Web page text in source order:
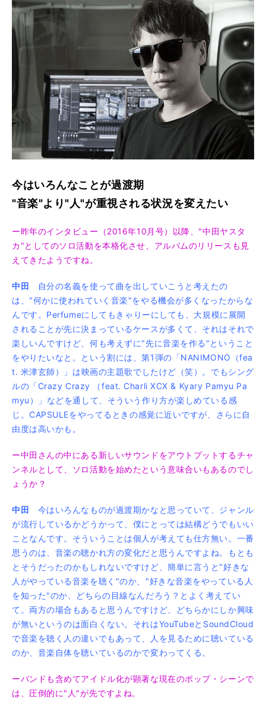
今はいろんなことが過渡期
"音楽"より"人"が重視される状況を変えたい
ー昨年のインタビュー（2016年10月号）以降、"中田ヤスタ
カ"としてのソロ活動を本格化させ、アルバムのリリースも見
えてきたようですね。
中田 自分の名義を使って曲を出していこうと考えたの
は、"何かに使われていく音楽"をやる機会が多くなったからな
んです。Perfumeにしてもきゃりーにしても、大規模に展開
されることが先に決まっているケースが多くて、それはそれで
楽しいんですけど、何も考えずに"先に音楽を作る"ということ
をやりたいなと。という割には、第1弾の「NANIMONO（fea
t. 米津玄師）」は映画の主題歌でしたけど（笑）。でもシング
ルの「Crazy Crazy （feat. Charli XCX & Kyary Pamyu Pa
myu）」などを通して、そういう作り方が楽しめている感
じ。CAPSULEをやってるときの感覚に近いですが、さらに自
由度は高いかも。
ー中田さんの中にある新しいサウンドをアウトプットするチャ
ンネルとして、ソロ活動を始めたという意味合いもあるのでし
ょうか？
中田 今はいろんなものが過渡期かなと思っていて、ジャンル
が流行しているかどうかって、僕にとっては結構どうでもいい
ことなんです。そういうことは個人が考えても仕方無い。一番
思うのは、音楽の聴かれ方の変化だと思うんですよね。もとも
とそうだったのかもしれないですけど、簡単に言うと"好きな
人がやっている音楽を聴く"のか、"好きな音楽をやっている人
を知った"のか、どちらの目線なんだろう？とよく考えてい
て。両方の場合もあると思うんですけど、どちらかにしか興味
が無いというのは面白くない。それはYouTubeとSoundCloud
で音楽を聴く人の違いでもあって、人を見るために聴いている
のか、音楽自体を聴いているのかで変わってくる。
ーバンドも含めてアイドル化が顕著な現在のポップ・シーンで
は、圧倒的に"人"が先ですよね。